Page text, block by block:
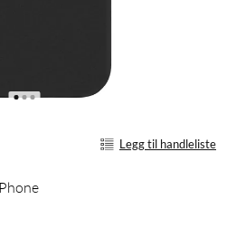
Legg til handleliste